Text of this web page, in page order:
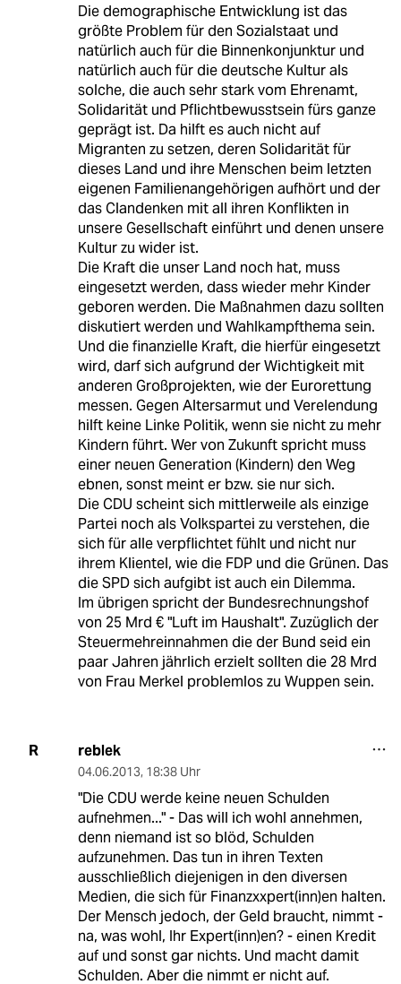
Die demographische Entwicklung ist das
größte Problem für den Sozialstaat und
natürlich auch für die Binnenkonjunktur und
natürlich auch für die deutsche Kultur als
solche, die auch sehr stark vom Ehrenamt,
Solidarität und Pflichtbewusstsein fürs ganze
geprägt ist. Da hilft es auch nicht auf
Migranten zu setzen, deren Solidarität für
dieses Land und ihre Menschen beim letzten
eigenen Familienangehörigen aufhört und der
das Clandenken mit all ihren Konflikten in
unsere Gesellschaft einführt und denen unsere
Kultur zu wider ist.
Die Kraft die unser Land noch hat, muss
eingesetzt werden, dass wieder mehr Kinder
geboren werden. Die Maßnahmen dazu sollten
diskutiert werden und Wahlkampfthema sein.
Und die finanzielle Kraft, die hierfür eingesetzt
wird, darf sich aufgrund der Wichtigkeit mit
anderen Großprojekten, wie der Eurorettung
messen. Gegen Altersarmut und Verelendung
hilft keine Linke Politik, wenn sie nicht zu mehr
Kindern führt. Wer von Zukunft spricht muss
einer neuen Generation (Kindern) den Weg
ebnen, sonst meint er bzw. sie nur sich.
Die CDU scheint sich mittlerweile als einzige
Partei noch als Volkspartei zu verstehen, die
sich für alle verpflichtet fühlt und nicht nur
ihrem Klientel, wie die FDP und die Grünen. Das
die SPD sich aufgibt ist auch ein Dilemma.
Im übrigen spricht der Bundesrechnungshof
von 25 Mrd € "Luft im Haushalt". Zuzüglich der
Steuermehreinnahmen die der Bund seid ein
paar Jahren jährlich erzielt sollten die 28 Mrd
von Frau Merkel problemlos zu Wuppen sein.
R reblek
04.06.2013, 18:38 Uhr
"Die CDU werde keine neuen Schulden
aufnehmen..." - Das will ich wohl annehmen,
denn niemand ist so blöd, Schulden
aufzunehmen. Das tun in ihren Texten
ausschließlich diejenigen in den diversen
Medien, die sich für Finanzxxpert(inn)en halten.
Der Mensch jedoch, der Geld braucht, nimmt -
na, was wohl, Ihr Expert(inn)en? - einen Kredit
auf und sonst gar nichts. Und macht damit
Schulden. Aber die nimmt er nicht auf.